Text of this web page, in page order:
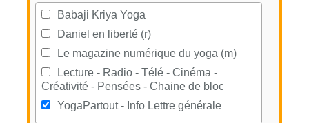
Babaji Kriya Yoga
Daniel en liberté (r)
Le magazine numérique du yoga (m)
Lecture - Radio - Télé - Cinéma -
Créativité - Pensées - Chaine de bloc
YogaPartout - Info Lettre générale